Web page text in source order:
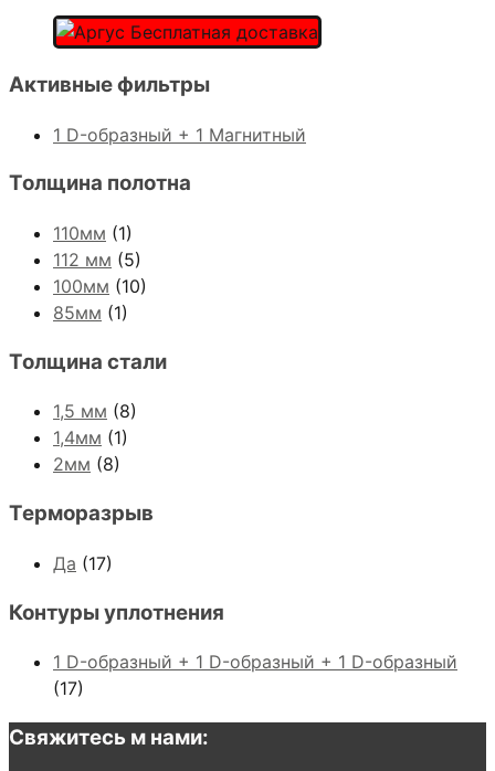
Активные фильтры
1 D-образный + 1 Магнитный
Толщина полотна
110мм (1)
112 мм (5)
100мм (10)
85мм (1)
Толщина стали
1,5 мм (8)
1,4мм (1)
2мм (8)
Терморазрыв
Да (17)
Контуры уплотнения
1 D-образный + 1 D-образный + 1 D-образный
(17)
Свяжитесь м нами: